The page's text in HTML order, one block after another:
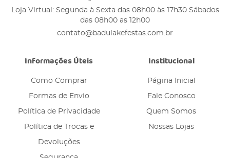
Loja Virtual: Segunda à Sexta das 08h00 às 17h30 Sábados
das 08h00 as 12h00
contato@badulakefestas.com.br
Informações Úteis
Como Comprar
Formas de Envio
Política de Privacidade
Política de Trocas e
Devoluções
Institucional
Página Inicial
Fale Conosco
Quem Somos
Nossas Lojas